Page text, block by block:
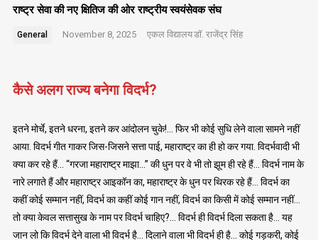
राष्ट्र सेवा की नए क्षितिज की ओर राष्ट्रीय स्वयंसेवक संघ
General November 8, 2025 एकल विद्यालयडॉ. राजेंद्र सिंह
कैसे अलग राज्य बनेगा विदर्भ?
इतने मोर्चे, इतने धरना, इतने कर आंदोलन चुके!… फिर भी कोई सुधि लेने वाला सामने नहीं
आया. विदर्भ गीत गाकर जिस-जिसने सत्ता पाई, महाराष्ट्र का ही हो कर गया. विदर्भवादी भी
क्या कर रहे हैं… “गरजा महाराष्ट्र माझा…” की धुन पर वे भी तो झूम ही रहे हैं… विदर्भ नाम के
नारे लगाते हैं और महाराष्ट्र आइकॉन का, महाराष्ट्र के धुन पर थिरक रहे हैं… विदर्भ का
कहीं कोई सम्मान नहीं, विदर्भ का कहीं कोई गान नहीं, विदर्भ का किसी में कोई सम्मान नहीं…
तो क्या केवल सत्तासुख के नाम पर विदर्भ चाहिए?… विदर्भ ही विदर्भ दिला सकता है… यह
जान लो कि विदर्भ देने वाला भी विदर्भ है… दिलाने वाला भी विदर्भ ही है… कोई गड़करी, कोई